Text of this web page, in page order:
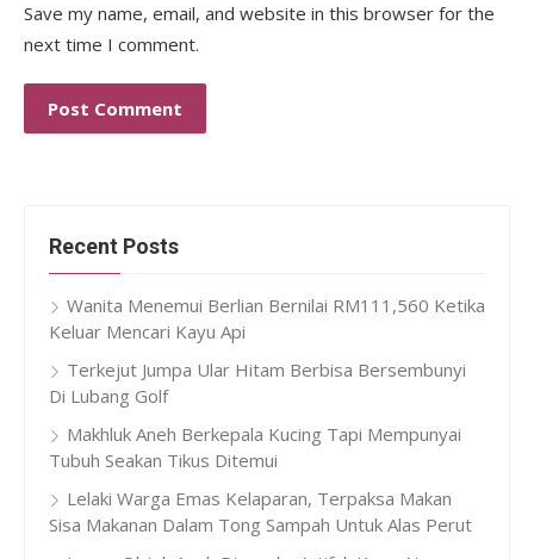
Save my name, email, and website in this browser for the
next time I comment.
Recent Posts
Wanita Menemui Berlian Bernilai RM111,560 Ketika
Keluar Mencari Kayu Api
Terkejut Jumpa Ular Hitam Berbisa Bersembunyi
Di Lubang Golf
Makhluk Aneh Berkepala Kucing Tapi Mempunyai
Tubuh Seakan Tikus Ditemui
Lelaki Warga Emas Kelaparan, Terpaksa Makan
Sisa Makanan Dalam Tong Sampah Untuk Alas Perut